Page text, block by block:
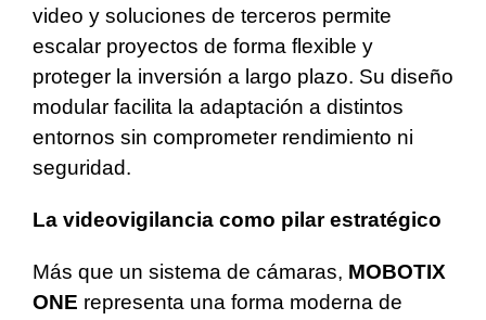
video y soluciones de terceros permite
escalar proyectos de forma flexible y
proteger la inversión a largo plazo. Su diseño
modular facilita la adaptación a distintos
entornos sin comprometer rendimiento ni
seguridad.
La videovigilancia como pilar estratégico
Más que un sistema de cámaras, MOBOTIX
ONE representa una forma moderna de